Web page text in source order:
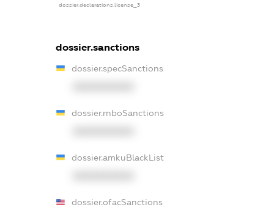
dossier.declarations.license_3
dossier.sanctions
dossier.specSanctions
dossier.rnboSanctions
dossier.amkuBlackList
dossier.ofacSanctions